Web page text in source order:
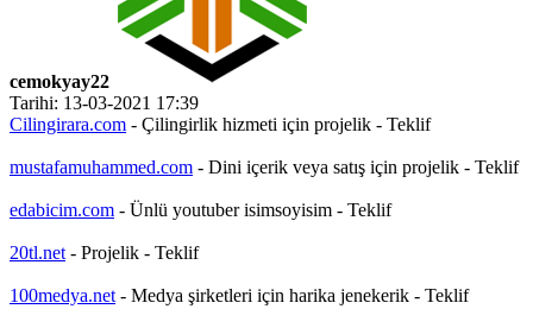
cemokyay22
Tarihi: 13-03-2021 17:39
Cilingirara.com - Çilingirlik hizmeti için projelik - Teklif
mustafamuhammed.com - Dini içerik veya satış için projelik - Teklif
edabicim.com - Ünlü youtuber isimsoyisim - Teklif
20tl.net - Projelik - Teklif
100medya.net - Medya şirketleri için harika jenekerik - Teklif